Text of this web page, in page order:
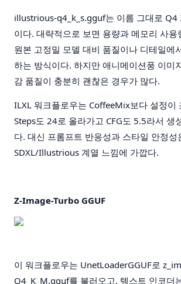
illustrious-q4_k_s.gguf는 이름 그대로 Q4
이다. 대략적으로 보면 용량과 메모리 사용
원본 고정밀 모델 대비 품질이나 디테일에
하는 방식이다. 하지만 애니메이션풍 이미
감 품질이 충분히 괜찮은 경우가 많다.
ILXL 워크플로우는 CoffeeMix보다 설정이
Steps도 24로 올라가고 CFG도 5.5라서 생
다. 대신 프롬프트 반응성과 스타일 안정성
SDXL/Illustrious 계열 느낌에 가깝다.
Z-Image-Turbo GGUF
이 워크플로우는 UnetLoaderGGUF로
Q4_K_M.gguf를 불러오고, 텍스트 인코더